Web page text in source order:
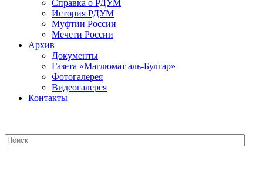
Справка о РДУМ
История РДУМ
Муфтии России
Мечети России
Архив
Документы
Газета «Маглюмат аль-Булгар»
Фотогалерея
Видеогалерея
Контакты